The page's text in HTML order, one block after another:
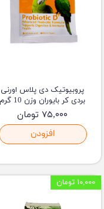
پروبیوتیک دی پلاس اورنی
بردی کر بایوران وزن 10 گرم
۷۵,۰۰۰ تومان
افزودن
۱۰,۰۰۰ تومان